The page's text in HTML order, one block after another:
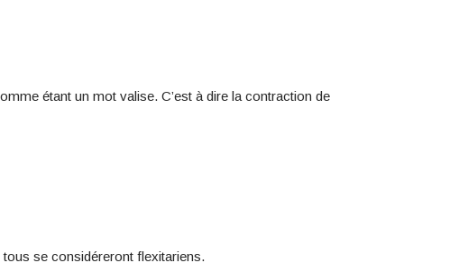
étant un mot valise. C’est à dire la contraction de
se considéreront flexitariens.